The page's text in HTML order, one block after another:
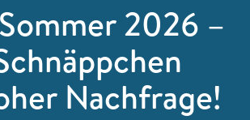
2026 –
Nachfrage!